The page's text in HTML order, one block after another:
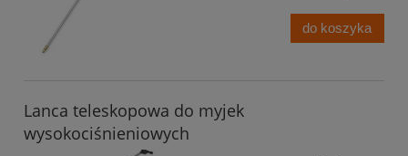
do koszyka
Lanca teleskopowa do myjek
wysokociśnieniowych